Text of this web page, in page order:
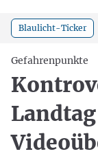
Blaulicht-Ticker
Gefahrenpunkte